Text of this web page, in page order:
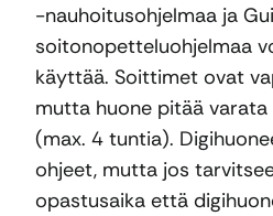
-nauhoitusohjelmaa ja
soitonopetteluohjelmaa
käyttää. Soittimet ovat
mutta huone pitää
(max. 4 tuntia).
ohjeet, mutta jos
opastusaika että